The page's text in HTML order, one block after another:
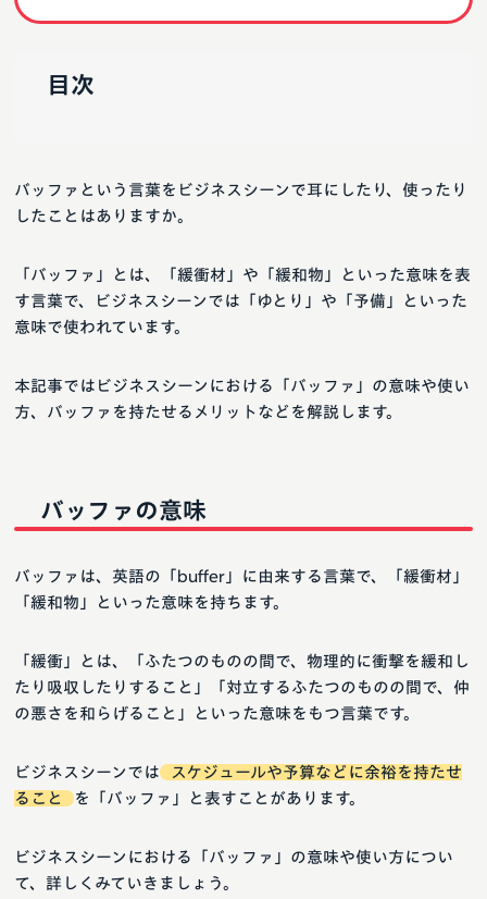
目次
バッファという言葉をビジネスシーンで耳にしたり、使ったり
したことはありますか。
「バッファ」とは、「緩衝材」や「緩和物」といった意味を表
す言葉で、ビジネスシーンでは「ゆとり」や「予備」といった
意味で使われています。
本記事ではビジネスシーンにおける「バッファ」の意味や使い
方、バッファを持たせるメリットなどを解説します。
バッファの意味
バッファは、英語の「buffer」に由来する言葉で、「緩衝材」
「緩和物」といった意味を持ちます。
「緩衝」とは、「ふたつのものの間で、物理的に衝撃を緩和し
たり吸収したりすること」「対立するふたつのものの間で、仲
の悪さを和らげること」といった意味をもつ言葉です。
ビジネスシーンでは
スケジュールや予算などに余裕を持たせ
ること
を「バッファ」と表すことがあります。
ビジネスシーンにおける「バッファ」の意味や使い方につい
て、詳しくみていきましょう。